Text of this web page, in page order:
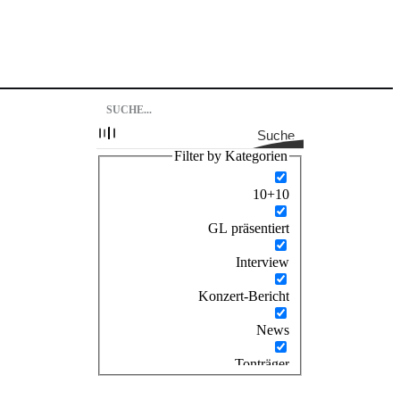
Suche
Filter by Kategorien
10+10
GL präsentiert
Interview
Konzert-Bericht
News
Tonträger